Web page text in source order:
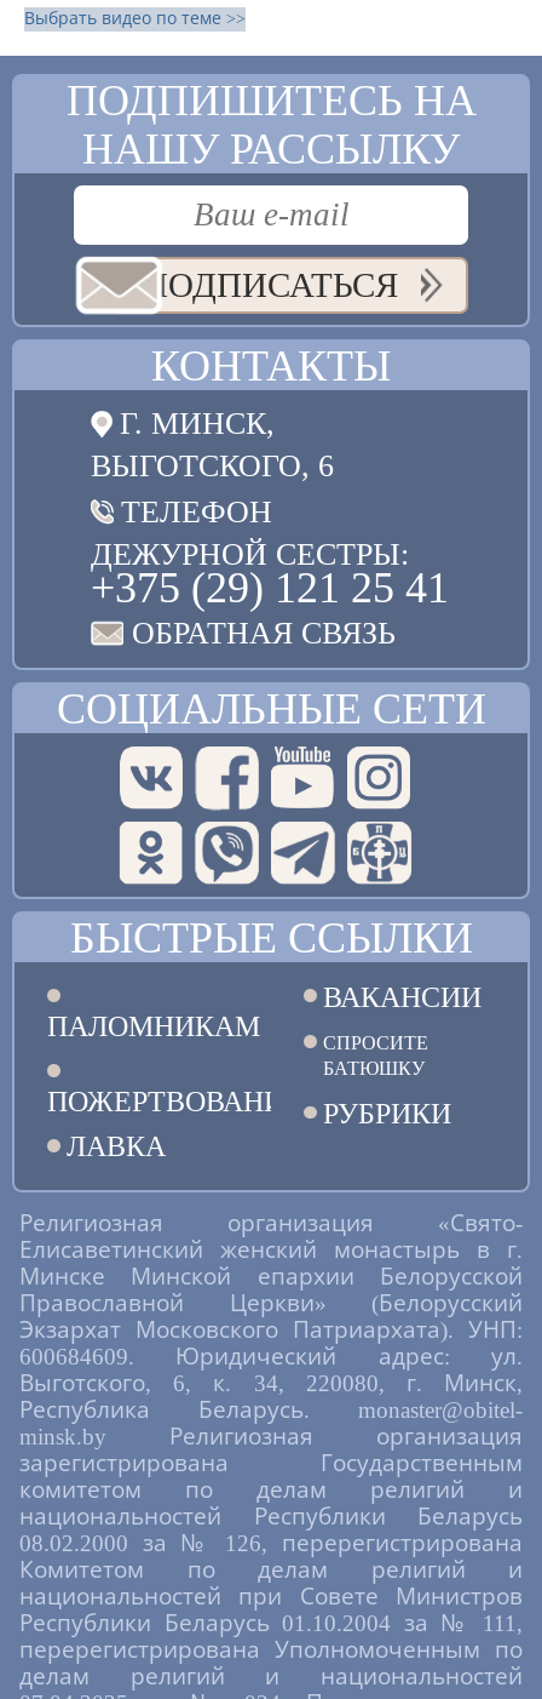
Выбрать видео по теме >>
ПОДПИШИТЕСЬ НА
НАШУ РАССЫЛКУ
ПОДПИСАТЬСЯ
КОНТАКТЫ
Г. МИНСК,
ВЫГОТСКОГО, 6
ТЕЛЕФОН
ДЕЖУРНОЙ СЕСТРЫ:
+375 (29) 121 25 41
ОБРАТНАЯ СВЯЗЬ
СОЦИАЛЬНЫЕ СЕТИ
БЫСТРЫЕ ССЫЛКИ
ПАЛОМНИКАМ
ПОЖЕРТВОВАНИЯ
ЛАВКА
ВАКАНСИИ
СПРОСИТЕ
БАТЮШКУ
РУБРИКИ
Религиозная организация «Свято-
Елисаветинский женский монастырь в г.
Минске Минской епархии Белорусской
Православной Церкви» (Белорусский
Экзархат Московского Патриархата). УНП:
600684609. Юридический адрес: ул.
Выготского, 6, к. 34, 220080, г. Минск,
Республика Беларусь. monaster@obitel-
minsk.by Религиозная организация
зарегистрирована Государственным
комитетом по делам религий и
национальностей Республики Беларусь
08.02.2000 за № 126, перерегистрирована
Комитетом по делам религий и
национальностей при Совете Министров
Республики Беларусь 01.10.2004 за № 111,
перерегистрирована Уполномоченным по
делам религий и национальностей